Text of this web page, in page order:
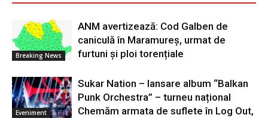
Breaking News
ANM avertizează: Cod Galben de
caniculă în Maramureș, urmat de
furtuni și ploi torențiale
Eveniment
Sukar Nation – lansare album “Balkan
Punk Orchestra” – turneu național
Chemăm armata de suflete în Log Out,